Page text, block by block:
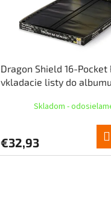
Dragon Shield 16-Pocket
vkladacie listy do
(50 listov)Skladom -
€32,93